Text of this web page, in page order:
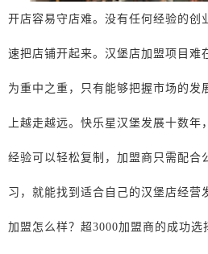
开店容易守店难。没有任何经验的创
速把店铺开起来。汉堡店加盟项目难
为重中之重，只有能够把握市场的发
上越走越远。快乐星汉堡发展十数
经验可以轻松复制，加盟商只需配合
习，就能找到适合自己的汉堡店经营
加盟怎么样？超3000加盟商的成功选